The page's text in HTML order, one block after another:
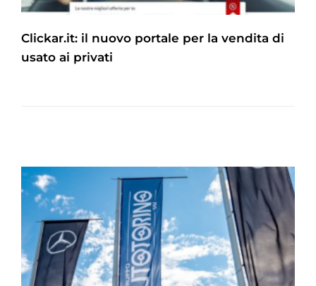
Clickar.it: il nuovo portale per la vendita di
usato ai privati